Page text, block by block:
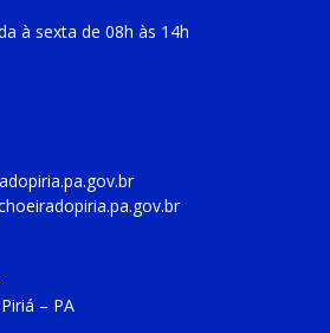
à sexta de 08h às 14h
– PA